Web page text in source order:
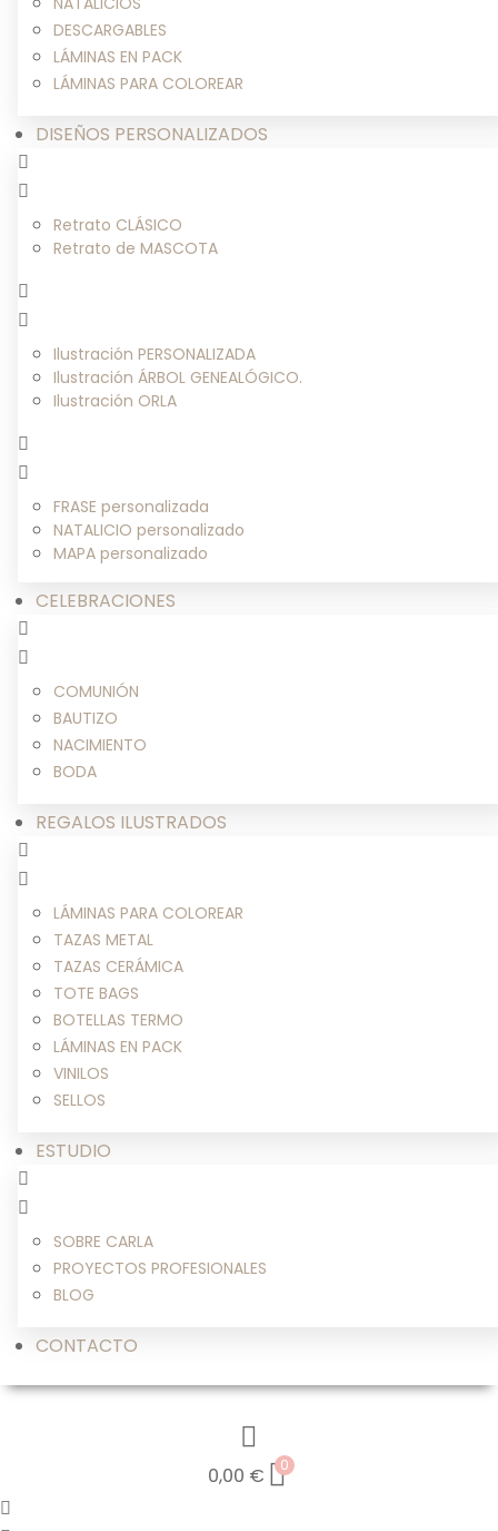
DESCARGABLES
LÁMINAS EN PACK
LÁMINAS PARA COLOREAR
DISEÑOS PERSONALIZADOS
Retrato CLÁSICO
Retrato de MASCOTA
Ilustración PERSONALIZADA
Ilustración ÁRBOL GENEALÓGICO.
Ilustración ORLA
FRASE personalizada
NATALICIO personalizado
MAPA personalizado
CELEBRACIONES
COMUNIÓN
BAUTIZO
NACIMIENTO
BODA
REGALOS ILUSTRADOS
LÁMINAS PARA COLOREAR
TAZAS METAL
TAZAS CERÁMICA
TOTE BAGS
BOTELLAS TERMO
LÁMINAS EN PACK
VINILOS
SELLOS
ESTUDIO
SOBRE CARLA
PROYECTOS PROFESIONALES
BLOG
CONTACTO
0,00 € 0